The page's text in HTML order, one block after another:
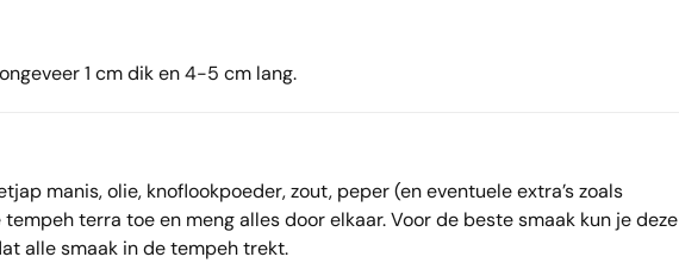
1 cm dik en 4-5 cm lang.
manis, olie, knoflookpoeder, zout, peper (en eventuele extra’s zoals
terra toe en meng alles door elkaar. Voor de beste smaak kun je deze
alle smaak in de tempeh trekt.